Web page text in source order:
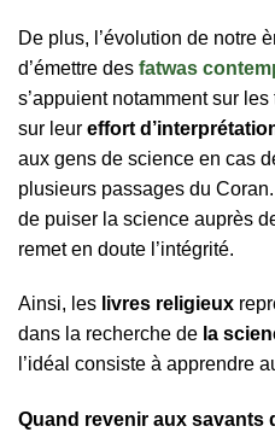
De plus, l’évolution de notre
d’émettre des fatwas
s’appuient notamment sur
sur leur effort
aux gens de science en cas
plusieurs passages du
de puiser la science auprès
remet en doute l’intégrité.
Ainsi, les livres religieux
dans la recherche de la
l’idéal consiste à apprendre
Quand revenir aux savants